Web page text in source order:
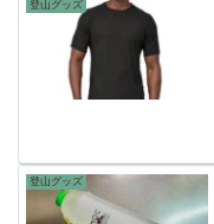
登山グッズ
登山グッズ